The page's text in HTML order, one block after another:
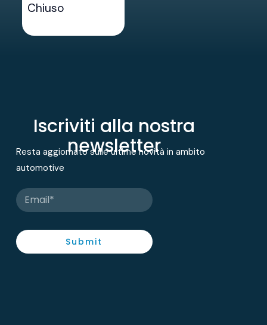
Chiuso
Iscriviti alla nostra
newsletter
Resta aggiornato sulle ultime novità in ambito
automotive
Submit